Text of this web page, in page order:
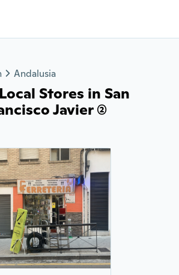
Andalusia
Stores in San
Javier (2)